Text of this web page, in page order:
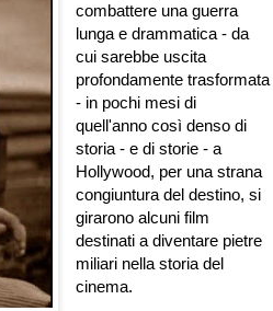
combattere una guerra
lunga e drammatica - da
cui sarebbe uscita
profondamente trasformata
- in pochi mesi di
quell'anno così denso di
storia - e di storie - a
Hollywood, per una strana
congiuntura del destino, si
girarono alcuni film
destinati a diventare pietre
miliari nella storia del
cinema.